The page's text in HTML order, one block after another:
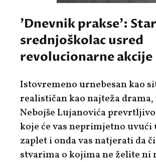
'Dnevnik prakse':
srednjoškolac usred
revolucionarne akcije
Istovremeno urnebesan kao
realističan kao najteža
Nebojše Lujanovića
koje će vas neprimjetno uvući
zaplet i onda vas natjerati da
stvarima o kojima ne želite ni